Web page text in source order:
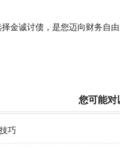
诚讨债，是您迈向财务自由
您可能对
巧